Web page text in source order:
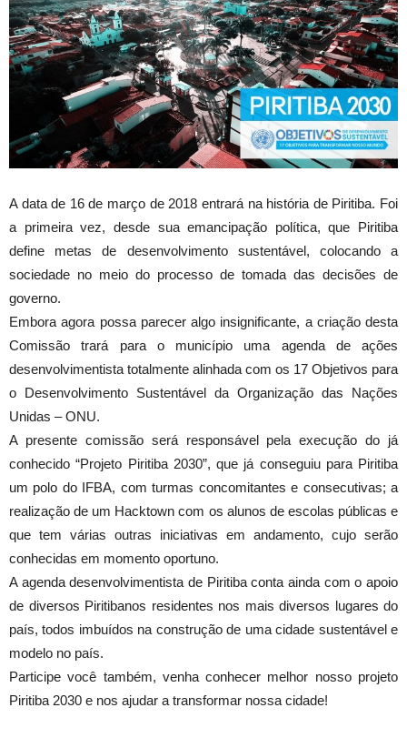
A data de 16 de março de 2018 entrará na história de Piritiba. Foi
a primeira vez, desde sua emancipação política, que Piritiba
define metas de desenvolvimento sustentável, colocando a
sociedade no meio do processo de tomada das decisões de
governo.
Embora agora possa parecer algo insignificante, a criação desta
Comissão trará para o município uma agenda de ações
desenvolvimentista totalmente alinhada com os 17 Objetivos para
o Desenvolvimento Sustentável da Organização das Nações
Unidas – ONU.
A presente comissão será responsável pela execução do já
conhecido “Projeto Piritiba 2030”, que já conseguiu para Piritiba
um polo do IFBA, com turmas concomitantes e consecutivas; a
realização de um Hacktown com os alunos de escolas públicas e
que tem várias outras iniciativas em andamento, cujo serão
conhecidas em momento oportuno.
A agenda desenvolvimentista de Piritiba conta ainda com o apoio
de diversos Piritibanos residentes nos mais diversos lugares do
país, todos imbuídos na construção de uma cidade sustentável e
modelo no país.
Participe você também, venha conhecer melhor nosso projeto
Piritiba 2030 e nos ajudar a transformar nossa cidade!